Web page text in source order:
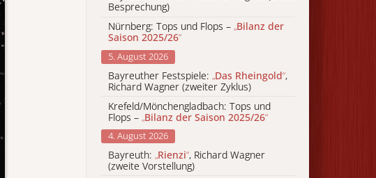
Besprechung)
Nürnberg: Tops und Flops – „Bilanz der
Saison 2025/26“
5. August 2026
Bayreuther Festspiele: „Das Rheingold“,
Richard Wagner (zweiter Zyklus)
Krefeld/Mönchengladbach: Tops und
Flops – „Bilanz der Saison 2025/26“
4. August 2026
Bayreuth: „Rienzi“, Richard Wagner
(zweite Vorstellung)